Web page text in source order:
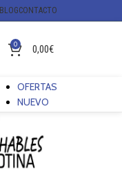
BLOGCONTACTO
0 0,00€
OFERTAS
NUEVO